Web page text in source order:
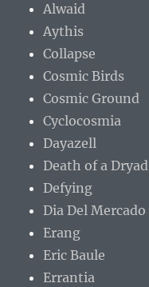
Alwaid
Aythis
Collapse
Cosmic Birds
Cosmic Ground
Cyclocosmia
Dayazell
Death of a Dryad
Defying
Dia Del Mercado
Erang
Eric Baule
Errantia